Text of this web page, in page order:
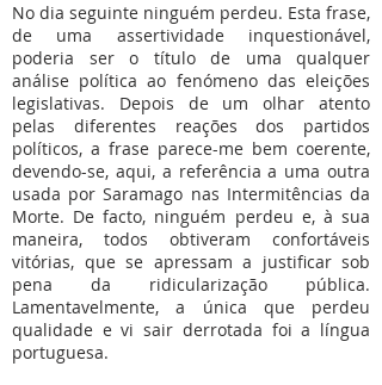
No dia seguinte ninguém perdeu. Esta frase,
de uma assertividade inquestionável,
poderia ser o título de uma qualquer
análise política ao fenómeno das eleições
legislativas. Depois de um olhar atento
pelas diferentes reações dos partidos
políticos, a frase parece-me bem coerente,
devendo-se, aqui, a referência a uma outra
usada por Saramago nas Intermitências da
Morte. De facto, ninguém perdeu e, à sua
maneira, todos obtiveram confortáveis
vitórias, que se apressam a justificar sob
pena da ridicularização pública.
Lamentavelmente, a única que perdeu
qualidade e vi sair derrotada foi a língua
portuguesa.